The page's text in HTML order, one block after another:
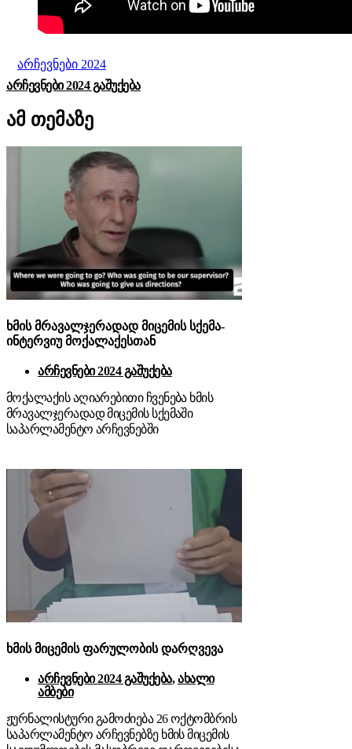
არჩევნები 2024
ᲐᲠᲩᲔᲕᲜᲔᲑᲘ 2024 ᲒᲐᲨᲣᲥᲔᲑᲐ
ამ თემაზე
ხმის მრავალჯერადად მიცემის სქემა-
ინტერვიუ მოქალაქესთან
არჩევნები 2024 გაშუქება
მოქალაქის აღიარებითი ჩვენება ხმის
მრავალჯერადად მიცემის სქემაში
საპარლამენტო არჩევნებში
ხმის მიცემის ფარულობის დარღვევა
არჩევნები 2024 გაშუქება,ახალი
ამბები
ჟურნალისტური გამოძიება 26 ოქტომბრის
საპარლამენტო არჩევნებზე ხმის მიცემის